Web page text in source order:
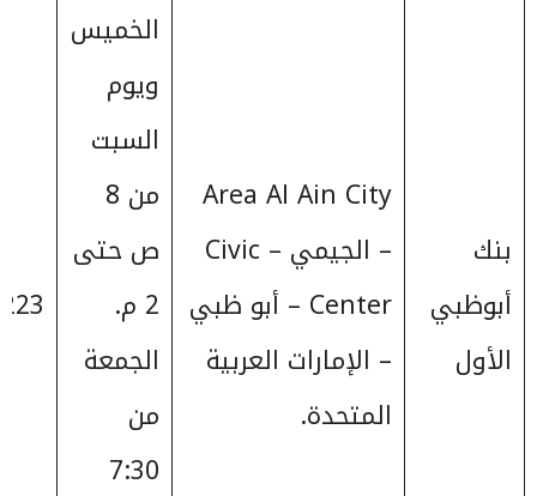
بنك
أبوظبي
الأول
Area Al Ain City
– الجيمي – Civic
Center – أبو ظبي
– الإمارات العربية
المتحدة.
الخميس
ويوم
السبت
من 8
ص حتى
2 م.
الجمعة
من
7:30